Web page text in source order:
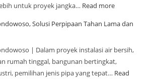
untuk proyek jangka… Read more
Solusi Perpipaan Tahan Lama dan
| Dalam proyek instalasi air bersih,
rumah tinggal, bangunan bertingkat,
pemilihan jenis pipa yang tepat… Read